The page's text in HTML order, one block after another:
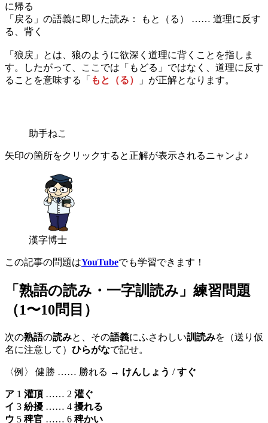
に帰る
「戻る」の語義に即した読み： もと（る） …… 道理に反す
る、背く
「狼戻」とは、狼のように欲深く道理に背くことを指しま
す。したがって、ここでは「もどる」ではなく、道理に反す
ることを意味する「 もと（る） 」が正解となります。
助手ねこ
矢印の箇所をクリックすると正解が表示されるニャンよ♪
漢字博士
この記事の問題はYouTubeでも学習できます！
「熟語の読み・一字訓読み」練習問題
（1〜10問目）
次の熟語の読みと、その語義にふさわしい訓読みを（送り仮
名に注意して） ひらがなで記せ。
〈例〉 健勝 …… 勝れる → けんしょう /すぐ
ア 1 灌頂 …… 2 灌ぐ
イ 3 紛擾 …… 4 擾れる
ウ 5 稗官 …… 6 稗かい